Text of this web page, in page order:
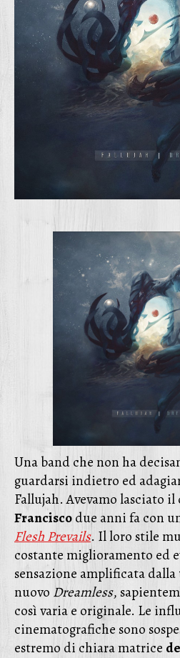
Una band che non ha
guardarsi indietro ed
Fallujah. Avevamo lasciato
Franciscodue anni fa con
Flesh Prevails. Il loro stile
costante miglioramento ed
sensazione amplificata
nuovo Dreamless,
così varia e originale. Le
cinematografiche sono
estremo di chiara matrice